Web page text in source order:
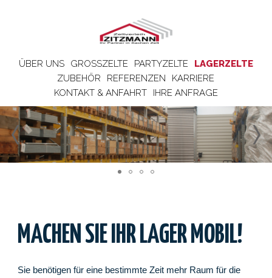
ÜBER UNS GROSSZELTE PARTYZELTE
LAGERZELTE
ZUBEHÖR
REFERENZEN
KARRIERE
KONTAKT & ANFAHRT
IHRE ANFRAGE
MACHEN SIE IHR LAGER MOBIL!
Sie benötigen für eine bestimmte Zeit mehr Raum für die